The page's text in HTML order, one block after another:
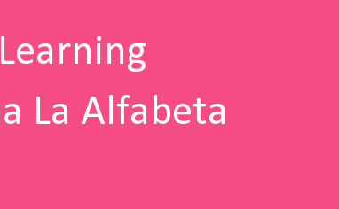
La Alfabeta